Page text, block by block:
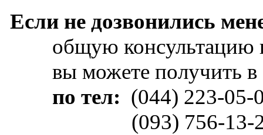
Если не дозвонились
общую консультацию
вы можете получить в
по тел: (044) 223-05-
(093) 756-13-